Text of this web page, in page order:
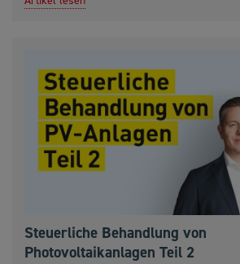
Steuerliche Behandlung von
Photovoltaikanlagen Teil 2